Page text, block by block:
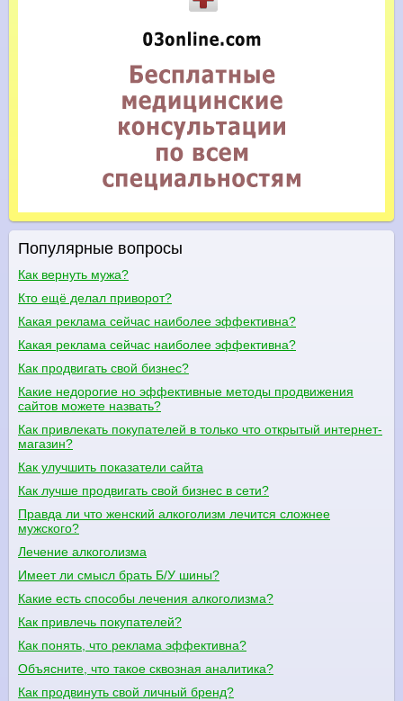
Популярные вопросы
Как вернуть мужа?
Кто ещё делал приворот?
Какая реклама сейчас наиболее эффективна?
Какая реклама сейчас наиболее эффективна?
Как продвигать свой бизнес?
Какие недорогие но эффективные методы продвижения
сайтов можете назвать?
Как привлекать покупателей в только что открытый интернет-
магазин?
Как улучшить показатели сайта
Как лучше продвигать свой бизнес в сети?
Правда ли что женский алкоголизм лечится сложнее
мужского?
Лечение алкоголизма
Имеет ли смысл брать Б/У шины?
Какие есть способы лечения алкоголизма?
Как привлечь покупателей?
Как понять, что реклама эффективна?
Объясните, что такое сквозная аналитика?
Как продвинуть свой личный бренд?